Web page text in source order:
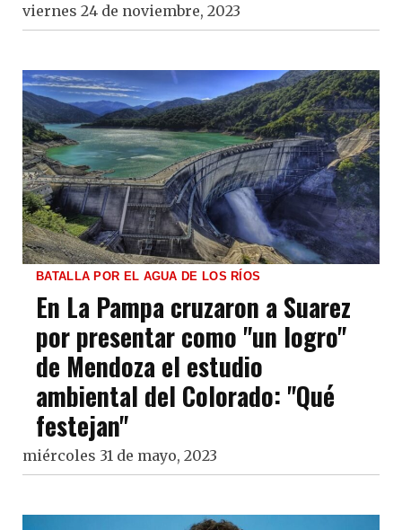
viernes 24 de noviembre, 2023
BATALLA POR EL AGUA DE LOS RÍOS
En La Pampa cruzaron a Suarez
por presentar como "un logro"
de Mendoza el estudio
ambiental del Colorado: "Qué
festejan"
miércoles 31 de mayo, 2023